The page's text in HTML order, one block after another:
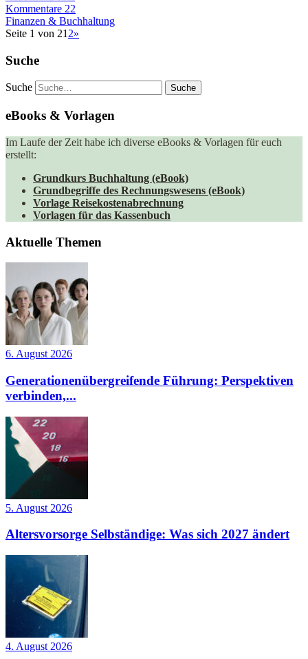
Kommentare 22
Finanzen & Buchhaltung
Seite 1 von 21 2»
Suche
Suche
eBooks & Vorlagen
Im Laufe der Zeit habe ich diverse eBooks & Vorlagen für euch
erstellt:
Grundkurs Buchhaltung (eBook)
Grundbegriffe des Rechnungswesens (eBook)
Vorlage Reisekostenabrechnung
Vorlagen für das Kassenbuch
Aktuelle Themen
6. August 2026
Generationenübergreifende Führung: Perspektiven
verbinden,...
5. August 2026
Altersvorsorge Selbständige: Was sich 2027 ändert
4. August 2026